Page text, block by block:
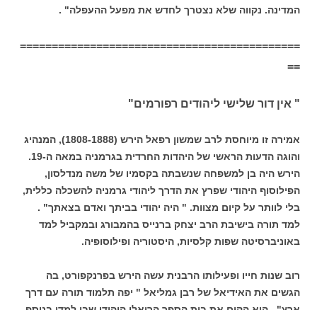
המדינה. נקווה שלא נצטרך לחדש את מפעל ההעפלה" .
============================================
==
" אין דור שלישי ליהודים רפורמים"
אמירה זו מיוחסת לרב שמשון רפאל הירש (1808-1888), המנהיג
והוגה הדעות הראשי של היהדות החרדית בגרמניה במאה ה-19.
הירש היה בן למשפחה שנשבתה בקסמיו של משה מנדלסון,
הפילוסוף היהודי שפרץ את הדרך ליהודי גרמניה להשכלה כללית,
בלי לוותר על קיום מצוות. " היה יהודי בביתך ואדם בצאתך" .
למד תורה בישיבת הרב יצחק ברנייס בהמבורג ובמקביל למד
באוניברסיטה שפות קלסיות, היסטוריה ופילוסופיה.
רוב שנות חייו ופעילותו הרבנית עשה הירש בפרנקפורט, בה
הגשים את האידיאל של רבן גמליאל " יפה תלמוד תורה עם דרך